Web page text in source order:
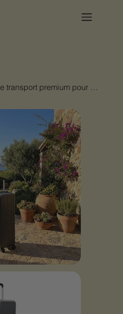
Sonoro VIBES - Étui de transport premium pour enceintes VIBES L & XL